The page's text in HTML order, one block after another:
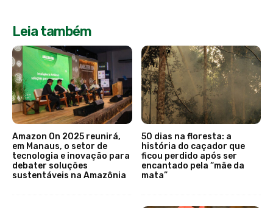
Leia também
Amazon On 2025 reunirá,
em Manaus, o setor de
tecnologia e inovação para
debater soluções
sustentáveis na Amazônia
50 dias na floresta: a
história do caçador que
ficou perdido após ser
encantado pela “mãe da
mata”